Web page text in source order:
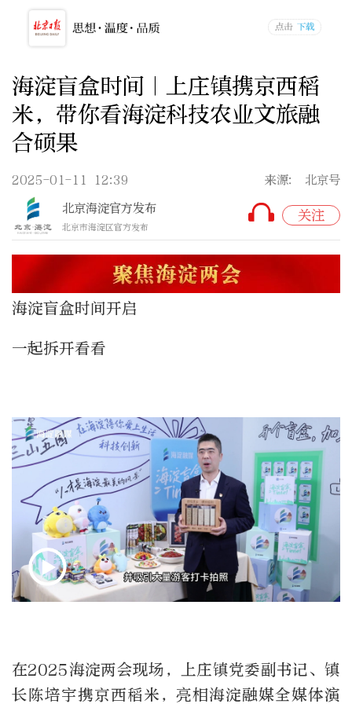
海淀盲盒时间｜上庄镇携京西稻
米，带你看海淀科技农业文旅融
合硕果
2025-01-11 12:39
来源: 北京号
北京海淀官方发布
北京市海淀区官方发布
关注
海淀盲盒时间开启
一起拆开看看
在2025海淀两会现场，上庄镇党委副书记、镇
长陈培宇携京西稻米，亮相海淀融媒全媒体演